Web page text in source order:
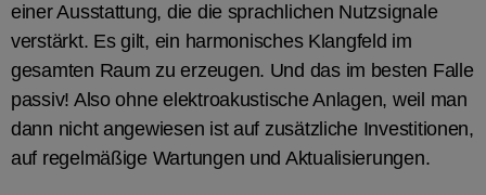
einer Ausstattung, die die sprachlichen Nutzsignale
verstärkt. Es gilt, ein harmonisches Klangfeld im
gesamten Raum zu erzeugen. Und das im besten Falle
passiv! Also ohne elektroakustische Anlagen, weil man
dann nicht angewiesen ist auf zusätzliche Investitionen,
auf regelmäßige Wartungen und Aktualisierungen.